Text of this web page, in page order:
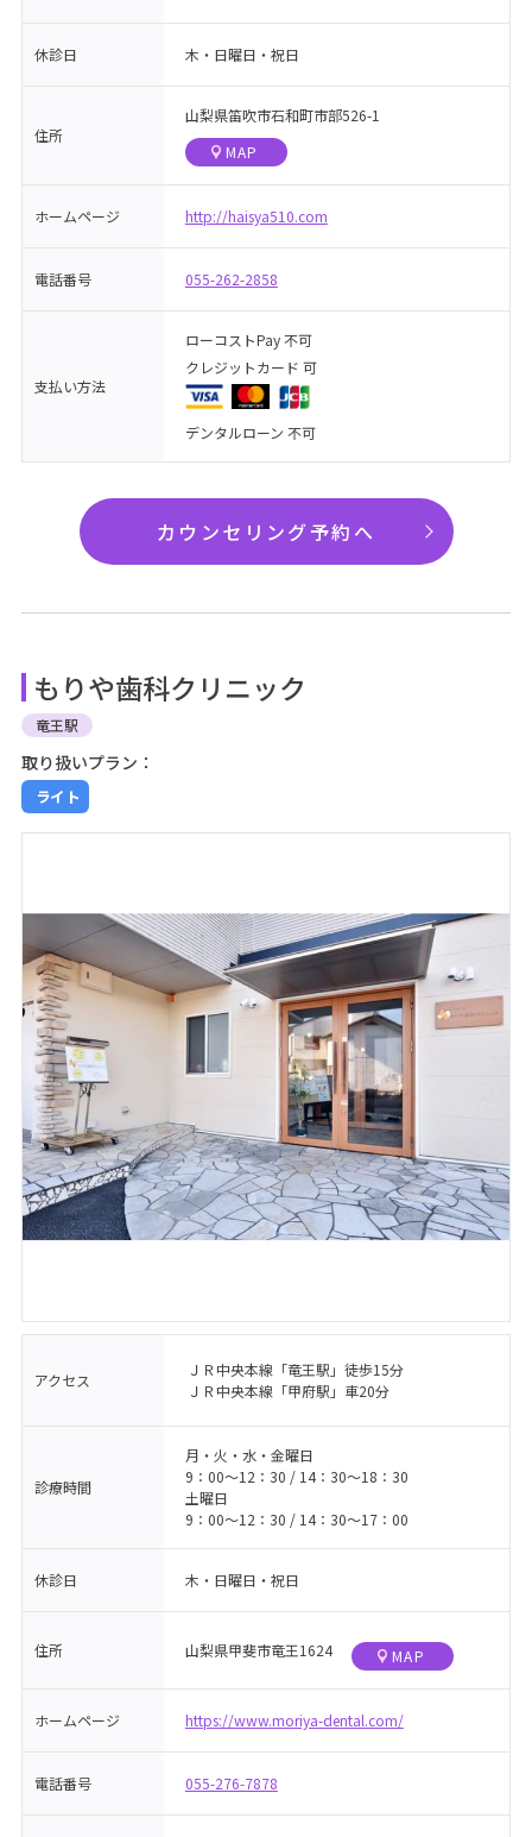
休診日 木・日曜日・祝日
住所
山梨県笛吹市石和町市部526-1
MAP
ホームページ http://haisya510.com
電話番号 055-262-2858
支払い方法
ローコストPay 不可
クレジットカード 可
デンタルローン 不可
カウンセリング予約へ
もりや歯科クリニック
竜王駅
取り扱いプラン：
ライト
アクセス
ＪＲ中央本線「竜王駅」徒歩15分
ＪＲ中央本線「甲府駅」車20分
診療時間
月・火・水・金曜日
9：00〜12：30 / 14：30〜18：30
土曜日
9：00〜12：30 / 14：30〜17：00
休診日 木・日曜日・祝日
住所 山梨県甲斐市竜王1624 MAP
ホームページ https://www.moriya-dental.com/
電話番号 055-276-7878